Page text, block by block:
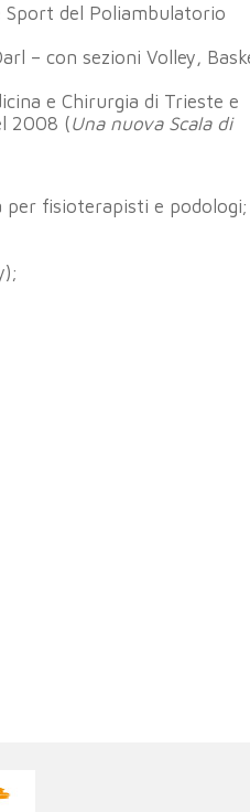
Sport del Poliambulatorio
– con sezioni Volley,
e Chirurgia di Trieste e
2008 (Una nuova Scala di
per fisioterapisti e podologi;